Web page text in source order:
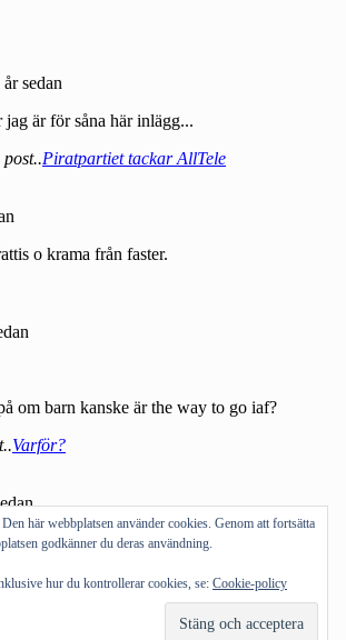
här webbplatsen använder cookies. Genom att fortsätta
godkänner du deras användning.
hur du kontrollerar cookies, se: Cookie-policy